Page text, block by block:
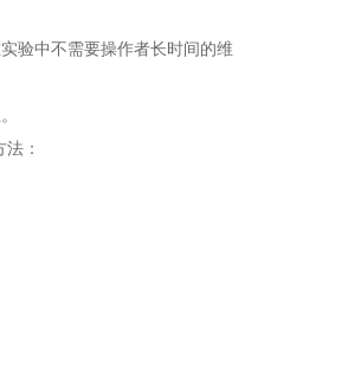
验中不需要操作者长时间的维
：